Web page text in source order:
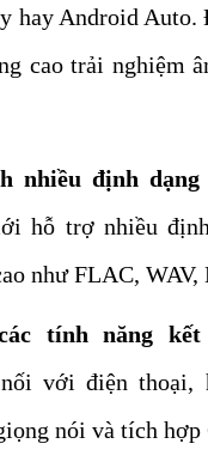
hay Android Auto.
cao trải nghiệm
nhiều định dạng
hỗ trợ nhiều
như FLAC, WAV,
tính năng
với điện thoại,
nói và tích hợp